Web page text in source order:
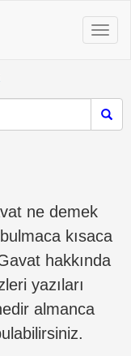
ne demek
kısaca
hakkında
yazıları
almanca